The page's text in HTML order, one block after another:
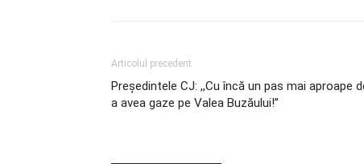
Articolul precedent
Președintele CJ: ,,Cu încă un pas mai aproape
a avea gaze pe Valea Buzăului!”